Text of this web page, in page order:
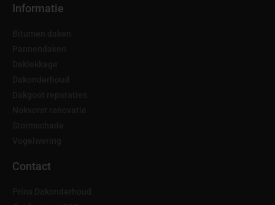
Informatie
Contact